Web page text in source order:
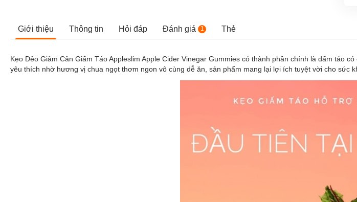
Giới thiệu Thông tin Hỏi đáp Đánh giá 1 Thẻ
Kẹo Dẻo Giảm Cân Giấm Táo Appleslim Apple Cider Vinegar Gummies có thành phần chính là dấm táo
yêu thích nhờ hương vị chua ngọt thơm ngon vô cùng dễ ăn, sản phẩm mang lại lợi ích tuyệt vời cho sức